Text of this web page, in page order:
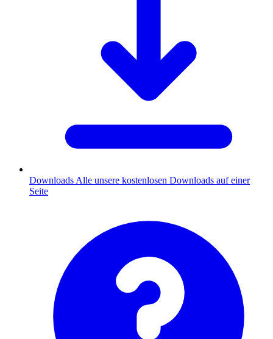
Downloads Alle unsere kostenlosen Downloads auf einer
Seite